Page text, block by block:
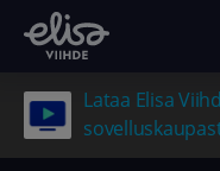
Lataa Elisa